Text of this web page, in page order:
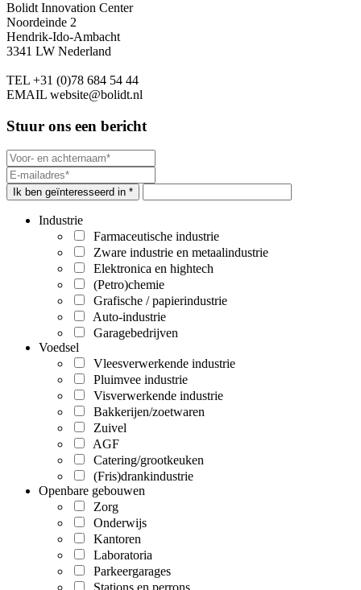
Bolidt Innovation Center
Noordeinde 2
Hendrik-Ido-Ambacht
3341 LW Nederland
TEL +31 (0)78 684 54 44
EMAIL website@bolidt.nl
Stuur ons een bericht
Ik ben geïnteresseerd in *
Industrie
Farmaceutische industrie
Zware industrie en metaalindustrie
Elektronica en hightech
(Petro)chemie
Grafische / papierindustrie
Auto-industrie
Garagebedrijven
Voedsel
Vleesverwerkende industrie
Pluimvee industrie
Visverwerkende industrie
Bakkerijen/zoetwaren
Zuivel
AGF
Catering/grootkeuken
(Fris)drankindustrie
Openbare gebouwen
Zorg
Onderwijs
Kantoren
Laboratoria
Parkeergarages